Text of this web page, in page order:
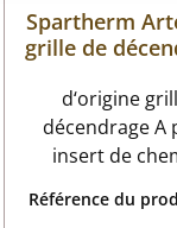
Spartherm
grille de
d‘origine
décendrage A
insert de
Convient aux
Référence du